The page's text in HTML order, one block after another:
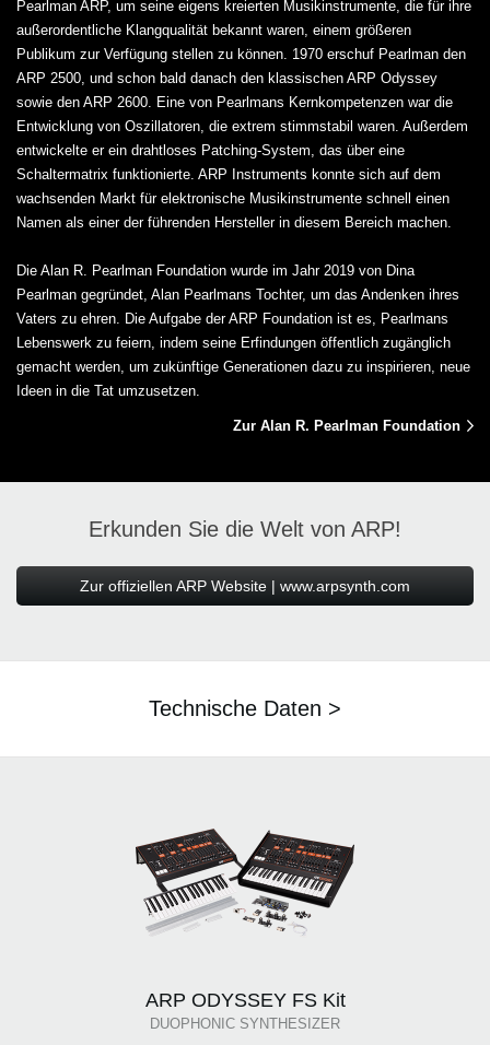
Pearlman ARP, um seine eigens kreierten Musikinstrumente, die für ihre
außerordentliche Klangqualität bekannt waren, einem größeren
Publikum zur Verfügung stellen zu können. 1970 erschuf Pearlman den
ARP 2500, und schon bald danach den klassischen ARP Odyssey
sowie den ARP 2600. Eine von Pearlmans Kernkompetenzen war die
Entwicklung von Oszillatoren, die extrem stimmstabil waren. Außerdem
entwickelte er ein drahtloses Patching-System, das über eine
Schaltermatrix funktionierte. ARP Instruments konnte sich auf dem
wachsenden Markt für elektronische Musikinstrumente schnell einen
Namen als einer der führenden Hersteller in diesem Bereich machen.
Die Alan R. Pearlman Foundation wurde im Jahr 2019 von Dina
Pearlman gegründet, Alan Pearlmans Tochter, um das Andenken ihres
Vaters zu ehren. Die Aufgabe der ARP Foundation ist es, Pearlmans
Lebenswerk zu feiern, indem seine Erfindungen öffentlich zugänglich
gemacht werden, um zukünftige Generationen dazu zu inspirieren, neue
Ideen in die Tat umzusetzen.
Zur Alan R. Pearlman Foundation
Erkunden Sie die Welt von ARP!
Zur offiziellen ARP Website | www.arpsynth.com
Technische Daten >
ARP ODYSSEY FS Kit
DUOPHONIC SYNTHESIZER